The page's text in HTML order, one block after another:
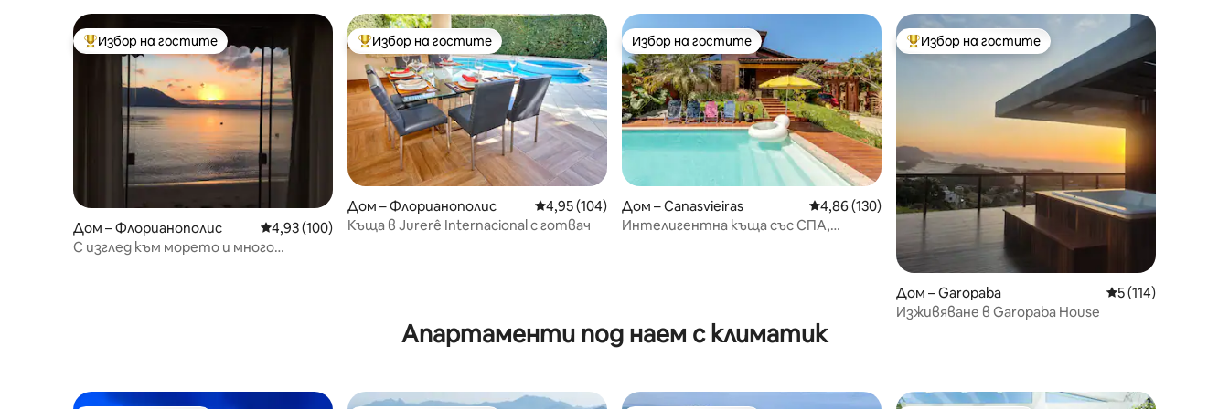
Най-популярен избор на гостите
Избор на гостите
Дом – Флорианополис Средна оценка: 4,93 от 5, 100 отзива
4,93 (100)
С изглед към морето и много
Най-популярен избор на гостите
Избор на гостите
Дом – Флорианополис Средна оценка: 4,95 от 5, 104 отзива
4,95 (104)
Къща в Jurerê Internacional с готвач
Избор на гостите
Избор на гостите
Дом – Canasvieiras Средна оценка: 4,86 от 5, 130 отзива
4,86 (130)
Интелигентна къща със СПА,
Най-популярен избор на гостите
Избор на гостите
Дом – Garopaba Средна оценка: 5
5 (114)
Изживяване в Garopaba House
Апартаменти под наем с климатик